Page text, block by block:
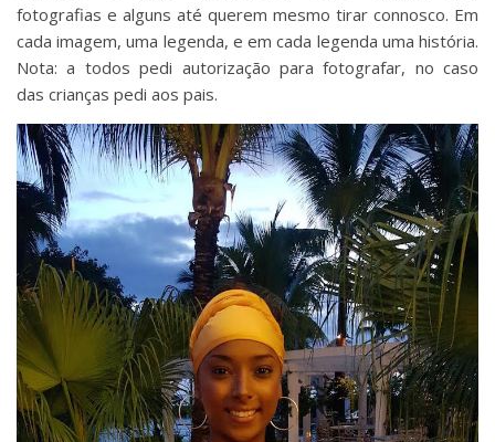
fotografias e alguns até querem mesmo tirar connosco. Em
cada imagem, uma legenda, e em cada legenda uma história.
Nota: a todos pedi autorização para fotografar, no caso
das crianças pedi aos pais.